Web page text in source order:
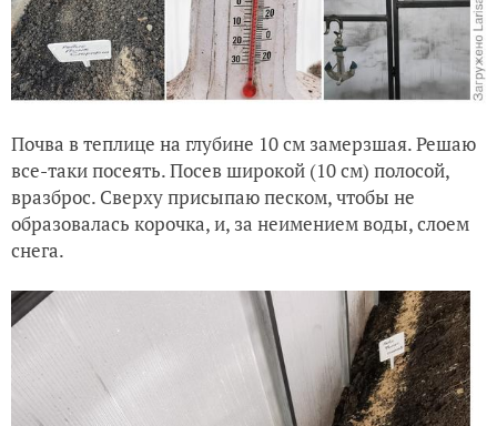
Почва в теплице на глубине 10 см замерзшая. Решаю
все-таки посеять. Посев широкой (10 см) полосой,
вразброс. Сверху присыпаю песком, чтобы не
образовалась корочка, и, за неимением воды, слоем
снега.